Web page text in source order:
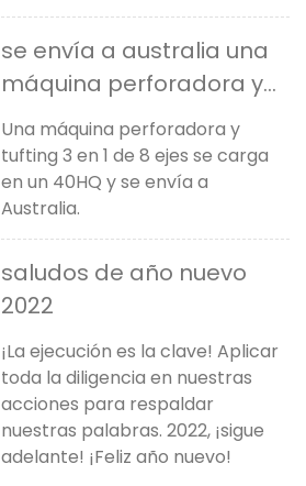
se envía a australia una
máquina perforadora y
tufting 3 en 1 de 8 ejes
Una máquina perforadora y
tufting 3 en 1 de 8 ejes se carga
en un 40HQ y se envía a
Australia.
saludos de año nuevo
2022
¡La ejecución es la clave! Aplicar
toda la diligencia en nuestras
acciones para respaldar
nuestras palabras. 2022, ¡sigue
adelante! ¡Feliz año nuevo!